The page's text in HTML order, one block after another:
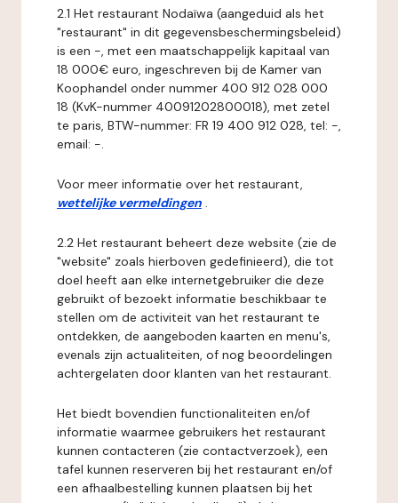
2.1 Het restaurant Nodaïwa (aangeduid als het
"restaurant" in dit gegevensbeschermingsbeleid)
is een -, met een maatschappelijk kapitaal van
18 000€ euro, ingeschreven bij de Kamer van
Koophandel onder nummer 400 912 028 000
18 (KvK-nummer 40091202800018), met zetel
te paris, BTW-nummer: FR 19 400 912 028, tel: -,
email: -.
Voor meer informatie over het restaurant,
wettelijke vermeldingen .
2.2 Het restaurant beheert deze website (zie de
"website" zoals hierboven gedefinieerd), die tot
doel heeft aan elke internetgebruiker die deze
gebruikt of bezoekt informatie beschikbaar te
stellen om de activiteit van het restaurant te
ontdekken, de aangeboden kaarten en menu's,
evenals zijn actualiteiten, of nog beoordelingen
achtergelaten door klanten van het restaurant.
Het biedt bovendien functionaliteiten en/of
informatie waarmee gebruikers het restaurant
kunnen contacteren (zie contactverzoek), een
tafel kunnen reserveren bij het restaurant en/of
een afhaalbestelling kunnen plaatsen bij het